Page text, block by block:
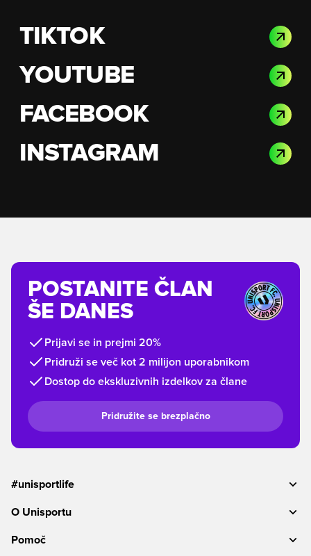
TIKTOK
YOUTUBE
FACEBOOK
INSTAGRAM
POSTANITE ČLAN
ŠE DANES
Prijavi se in prejmi 20%
Pridruži se več kot 2 milijon uporabnikom
Dostop do ekskluzivnih izdelkov za člane
Pridružite se brezplačno
#unisportlife
O Unisportu
Pomoč